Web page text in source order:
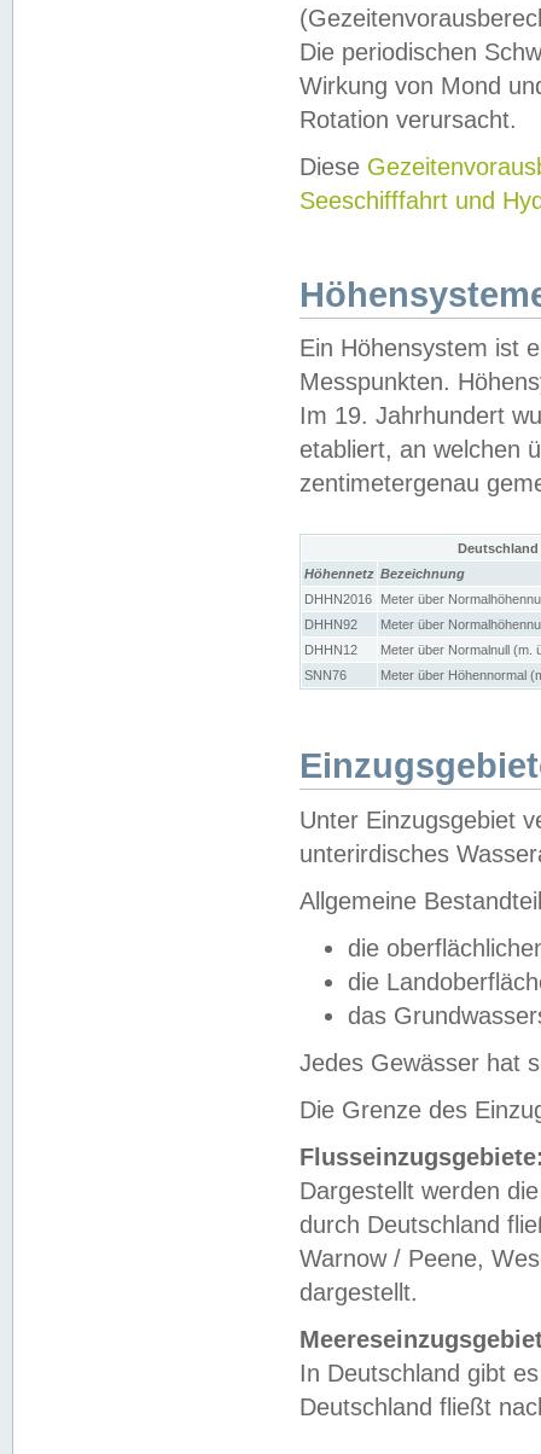
Die periodischen
Wirkung von Mond
Rotation verursacht.
Diese
Seeschifffahrt und
Ein Höhensystem ist
Messpunkten.
Im 19. Jahrhundert
etabliert, an welchen
zentimetergenau
Höhennetz Bezeichnung
DHHN2016
Meter über
DHHN92
Meter über
DHHN12
Meter über Normalnull (m.
SNN76
Meter über Höhennormal
Unter Einzugsgebiet
unterirdisches
Allgemeine
die
die
das
Jedes Gewässer hat
Die Grenze des
Dargestellt werden
durch Deutschland
Warnow / Peene,
dargestellt.
In Deutschland gibt
Deutschland fließt